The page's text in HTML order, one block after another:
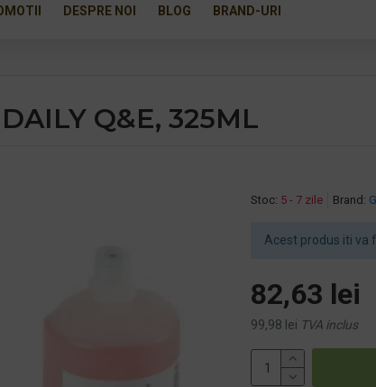
DESPRE NOI BLOG BRAND-URI
Q&E, 325ML
Stoc: 5 - 7 zile Brand:
Acest produs iti va
82,63 lei
99,98 lei TVA inclus